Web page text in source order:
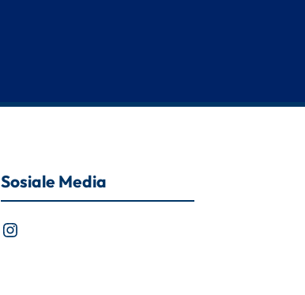
Sosiale Media